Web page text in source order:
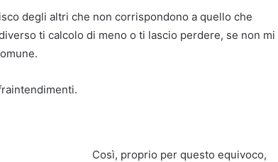
degli altri che non corrispondono a quello che
ti calcolo di meno o ti lascio perdere, se non mi
Così, proprio per questo equivoco,